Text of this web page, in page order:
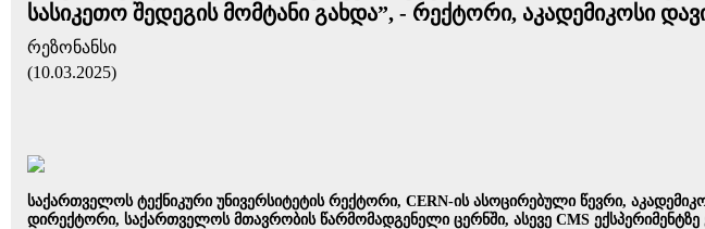
სასიკეთო შედეგის მომტანი გახდა”, - რექტორი, აკადემიკოსი
რეზონანსი
(10.03.2025)
საქართველოს ტექნიკური უნივერსიტეტის რექტორი, CERN-ის ასოცირებული წევრი,
დირექტორი, საქართველოს მთავრობის წარმომადგენელი ცერნში, ასევე CMS